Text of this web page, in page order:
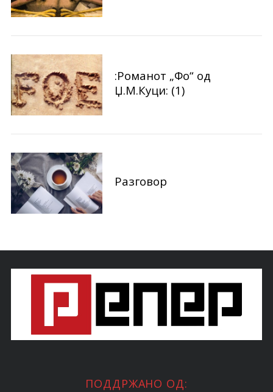
:Романот „Фо“ од
Џ.М.Куци: (1)
Разговор
ПОДДРЖАНО ОД: